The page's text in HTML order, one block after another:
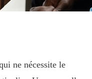
ne nécessite le